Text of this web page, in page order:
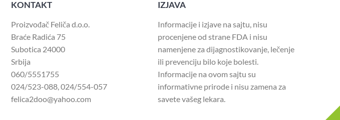
KONTAKT
Proizvođač Feliča d.o.o.
Braće Radića 75
Subotica 24000
Srbija
060/5551755
024/523-088,024/554-057
felica2doo@yahoo.com
IZJAVA
Informacije i izjave na sajtu, nisu
procenjene od strane FDA i nisu
namenjene za dijagnostikovanje, lečenje
ili prevenciju bilo koje bolesti.
Informacije na ovom sajtu su
informativne prirode i nisu zamena za
savete vašeg lekara.